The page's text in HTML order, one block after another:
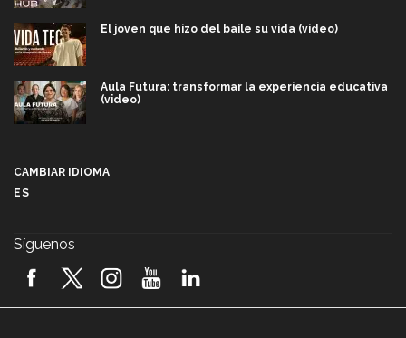
El joven que hizo del baile su vida (video)
Aula Futura: transformar la experiencia educativa
(video)
2026! (video)
CAMBIAR IDIOMA
ES
Síguenos